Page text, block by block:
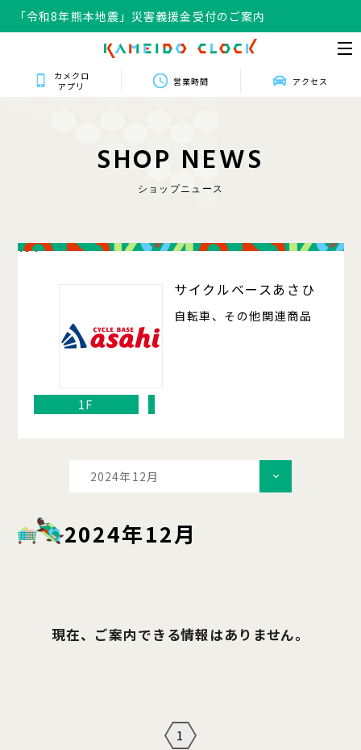
「令和8年熊本地震」災害義援金受付のご案内
カメクロ
アプリ
営業時間 アクセス
SHOP NEWS
ショップニュース
104
サイクルベースあさひ
自転車、その他関連商品
1F
2024年12月
2024年12月
現在、ご案内できる情報はありません。
1